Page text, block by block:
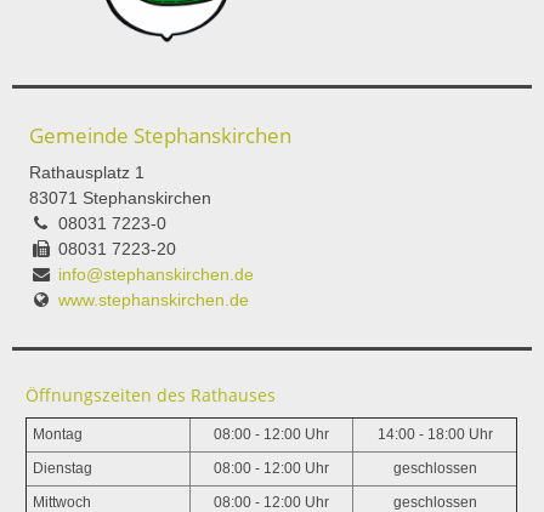
Gemeinde Stephanskirchen
Rathausplatz 1
83071 Stephanskirchen
08031 7223-0
08031 7223-20
info@stephanskirchen.de
www.stephanskirchen.de
Öffnungszeiten des Rathauses
Montag 08:00 - 12:00 Uhr 14:00 - 18:00 Uhr
Dienstag 08:00 - 12:00 Uhr geschlossen
Mittwoch 08:00 - 12:00 Uhr geschlossen